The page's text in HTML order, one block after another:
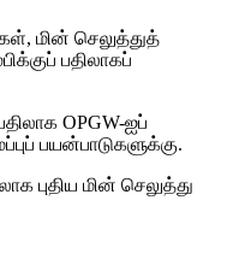
மின் செலுத்துத்
பதிலாகப்
OPGW-ஐப்
பயன்பாடுகளுக்கு.
புதிய மின் செலுத்து